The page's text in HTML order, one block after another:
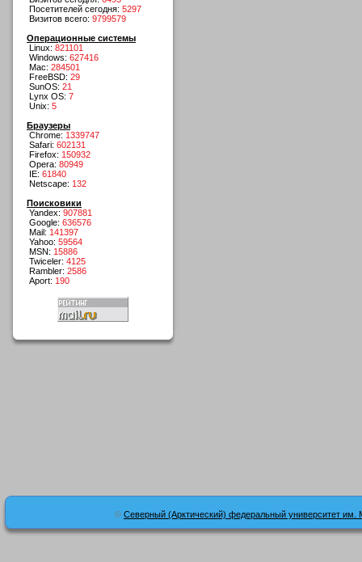
Посетителей сегодня: 5297
Визитов всего: 9799579
Операционные системы
Linux: 821101
Windows: 627416
Mac: 284501
FreeBSD: 29
SunOS: 21
Lynx OS: 7
Unix: 5
Браузеры
Chrome: 1339747
Safari: 602131
Firefox: 150932
Opera: 80949
IE: 61840
Netscape: 132
Поисковики
Yandex: 907881
Google: 636576
Mail: 141397
Yahoo: 59564
MSN: 15886
Twiceler: 4125
Rambler: 2586
Aport: 190
© Северный (Арктический) федеральный университет